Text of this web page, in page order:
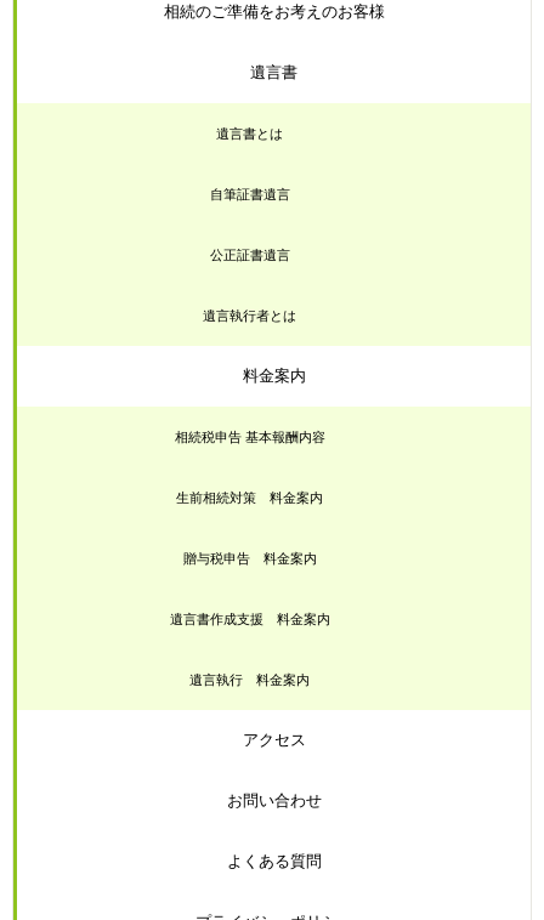
相続のご準備をお考えのお客様
遺言書
遺言書とは
自筆証書遺言
公正証書遺言
遺言執行者とは
料金案内
相続税申告 基本報酬内容
生前相続対策 料金案内
贈与税申告 料金案内
遺言書作成支援 料金案内
遺言執行 料金案内
アクセス
お問い合わせ
よくある質問